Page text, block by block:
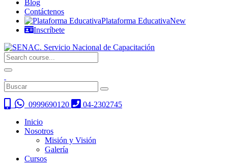
Blog
Contáctenos
Plataforma EducativaNew
Inscríbete
0999690120
04-2302745
Inicio
Nosotros
Misión y Visión
Galería
Cursos